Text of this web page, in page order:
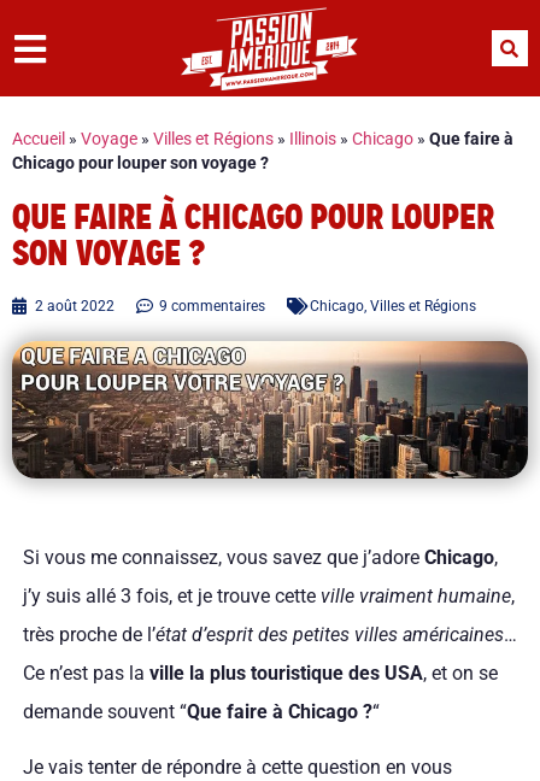
Accueil » Voyage » Villes et Régions » Illinois » Chicago » Que faire à
Chicago pour louper son voyage ?
QUE FAIRE À CHICAGO POUR LOUPER
SON VOYAGE ?
2 août 2022 9 commentaires Chicago, Villes et Régions
Si vous me connaissez, vous savez que j’adore Chicago,
j’y suis allé 3 fois, et je trouve cette ville vraiment humaine,
très proche de l’état d’esprit des petites villes américaines…
Ce n’est pas la ville la plus touristique des USA, et on se
demande souvent “Que faire à Chicago ?“
Je vais tenter de répondre à cette question en vous